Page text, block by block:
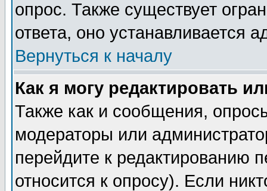
опрос. Также существует
ответа, оно устанавливается
Вернуться к началу
Как я могу редактировать
Также как и сообщения,
модераторы или
перейдите к редактированию
относится к опросу). Если